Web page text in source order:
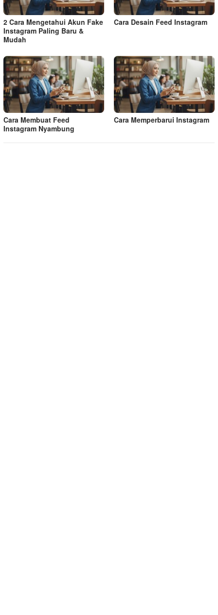
2 Cara Mengetahui Akun Fake
Instagram Paling Baru &
Mudah
Cara Desain Feed Instagram
Cara Membuat Feed
Instagram Nyambung
Cara Memperbarui Instagram